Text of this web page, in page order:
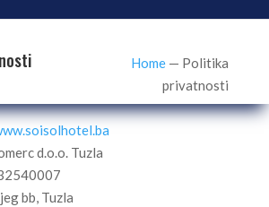
Home — Politika
privatnosti
d.o.o. Tuzla
bb, Tuzla